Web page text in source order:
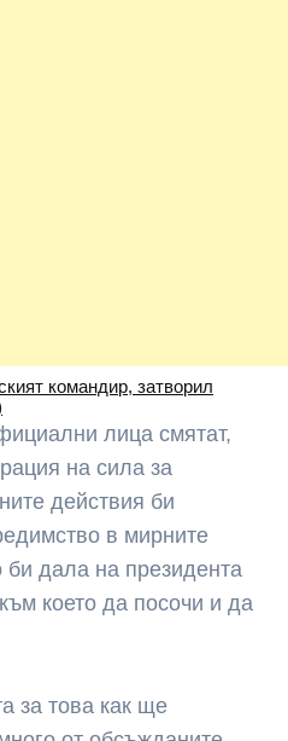
командир, затворил
лица смятат,
на сила за
действия би
в мирните
би дала на президента
което да посочи и да
за това как ще